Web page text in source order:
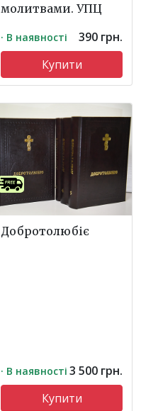
молитвами. УПЦ
· В наявності
390 грн.
Купити
Добротолюбіє
· В наявності 3 500 грн.
Купити